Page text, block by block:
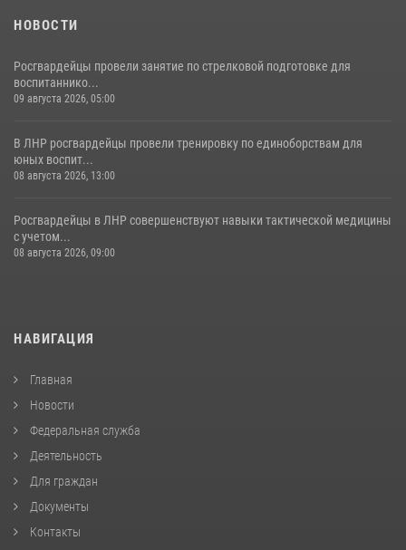
НОВОСТИ
Росгвардейцы провели занятие по стрелковой подготовке для
воспитаннико...
09 августа 2026, 05:00
В ЛНР росгвардейцы провели тренировку по единоборствам для
юных воспит...
08 августа 2026, 13:00
Росгвардейцы в ЛНР совершенствуют навыки тактической медицины
с учетом...
08 августа 2026, 09:00
НАВИГАЦИЯ
Главная
Новости
Федеральная служба
Деятельность
Для граждан
Документы
Контакты